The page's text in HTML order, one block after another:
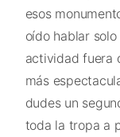
esos
oído hablar
actividad fuera
más
dudes un
toda la tropa a